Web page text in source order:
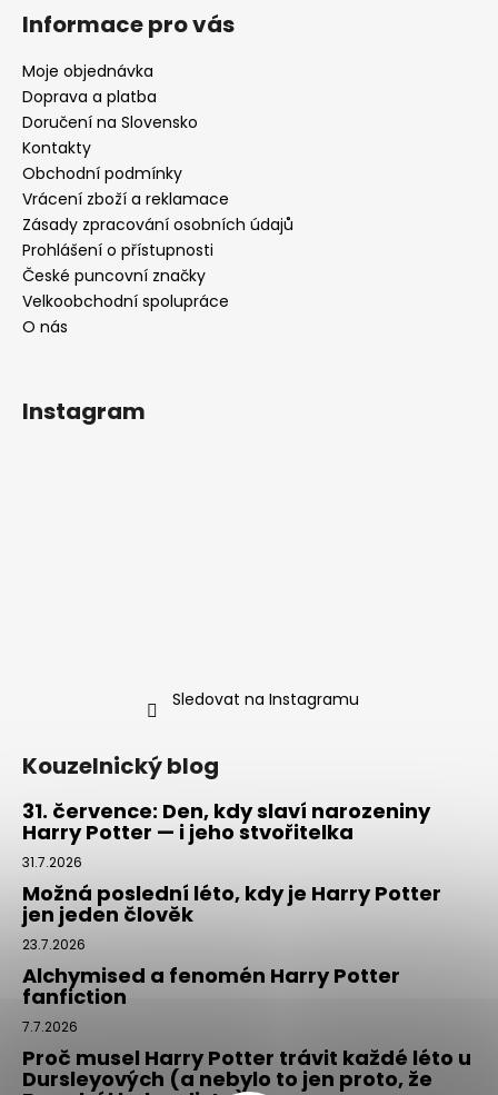
Informace pro vás
Moje objednávka
Doprava a platba
Doručení na Slovensko
Kontakty
Obchodní podmínky
Vrácení zboží a reklamace
Zásady zpracování osobních údajů
Prohlášení o přístupnosti
České puncovní značky
Velkoobchodní spolupráce
O nás
Instagram
Sledovat na Instagramu
Kouzelnický blog
31. července: Den, kdy slaví narozeniny
Harry Potter — i jeho stvořitelka
31.7.2026
Možná poslední léto, kdy je Harry Potter
jen jeden člověk
23.7.2026
Alchymised a fenomén Harry Potter
fanfiction
7.7.2026
Proč musel Harry Potter trávit každé léto u
Dursleyových (a nebylo to jen proto, že